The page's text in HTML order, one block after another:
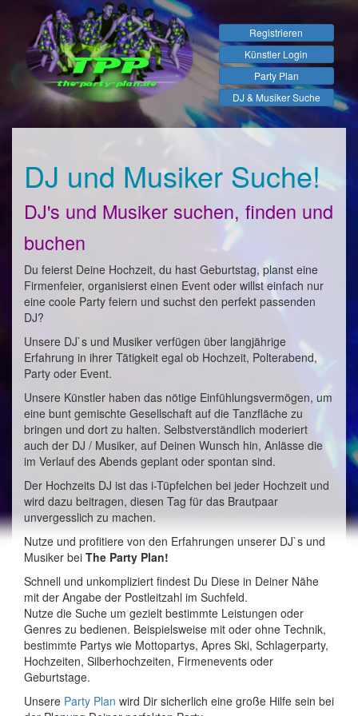
Registrieren
Künstler Login
Party Plan
DJ & Musiker Suche
DJ und Musiker Suche!
DJ's und Musiker suchen, finden und
buchen
Du feierst Deine Hochzeit, du hast Geburtstag, planst eine
Firmenfeier, organisierst einen Event oder willst einfach nur
eine coole Party feiern und suchst den perfekt passenden
DJ?
Unsere DJ`s und Musiker verfügen über langjährige
Erfahrung in ihrer Tätigkeit egal ob Hochzeit, Polterabend,
Party oder Event.
Unsere Künstler haben das nötige Einfühlungsvermögen, um
eine bunt gemischte Gesellschaft auf die Tanzfläche zu
bringen und dort zu halten. Selbstverständlich moderiert
auch der DJ / Musiker, auf Deinen Wunsch hin, Anlässe die
im Verlauf des Abends geplant oder spontan sind.
Der Hochzeits DJ ist das i-Tüpfelchen bei jeder Hochzeit und
wird dazu beitragen, diesen Tag für das Brautpaar
unvergesslich zu machen.
Nutze und profitiere von den Erfahrungen unserer DJ`s und
Musiker bei The Party Plan!
Schnell und unkompliziert findest Du Diese in Deiner Nähe
mit der Angabe der Postleitzahl im Suchfeld.
Nutze die Suche um gezielt bestimmte Leistungen oder
Genres zu bedienen. Beispielsweise mit oder ohne Technik,
bestimmte Partys wie Mottopartys, Apres Ski, Schlagerparty,
Hochzeiten, Silberhochzeiten, Firmenevents oder
Geburtstage.
Unsere Party Plan wird Dir sicherlich eine große Hilfe sein bei